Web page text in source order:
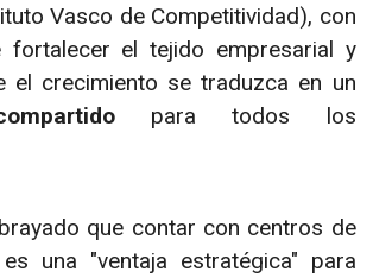
Vasco de Competitividad), con
fortalecer el tejido empresarial y
el crecimiento se traduzca en un
para todos los
que contar con centros de
una "ventaja estratégica" para